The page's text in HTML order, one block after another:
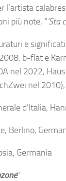
l’artista
più note, “‘Sta
e
b-flat e
nel 2022,
nel
d’Italia,
Berlino,
Germania
”